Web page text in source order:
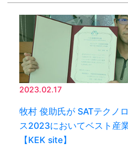
2023.02.17
牧村 俊助氏が SATテクノ
ス2023においてベスト産
【KEK site】